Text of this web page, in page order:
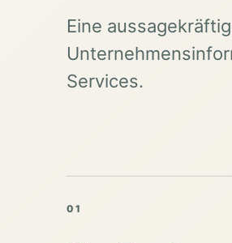
Eine
Services.
01